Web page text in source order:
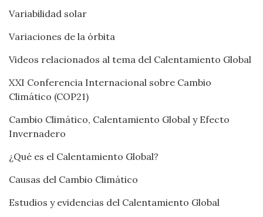
Variabilidad solar
Variaciones de la órbita
Videos relacionados al tema del Calentamiento Global
XXI Conferencia Internacional sobre Cambio
Climático (COP21)
Cambio Climático, Calentamiento Global y Efecto
Invernadero
¿Qué es el Calentamiento Global?
Causas del Cambio Climático
Estudios y evidencias del Calentamiento Global